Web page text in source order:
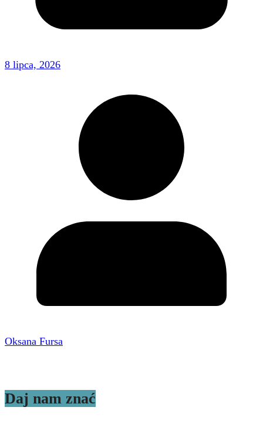
8 lipca, 2026
Oksana Fursa
Daj nam znać